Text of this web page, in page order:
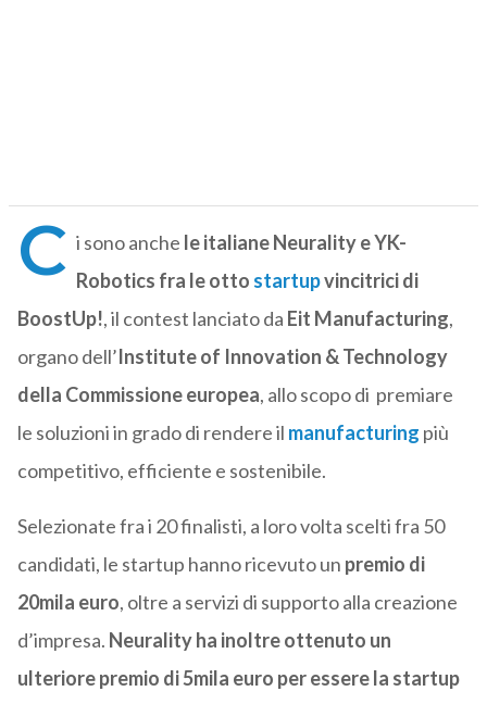
C i sono anche le italiane Neurality e YK-
Robotics fra le otto startupvincitrici di
BoostUp!, il contest lanciato da Eit Manufacturing,
organo dell’Institute of Innovation & Technology
della Commissione europea, allo scopo di premiare
le soluzioni in grado di rendere il manufacturing più
competitivo, efficiente e sostenibile.
Selezionate fra i 20 finalisti, a loro volta scelti fra 50
candidati, le startup hanno ricevuto un premio di
20mila euro, oltre a servizi di supporto alla creazione
d’impresa. Neurality ha inoltre ottenuto un
ulteriore premio di 5mila euro per essere la startup